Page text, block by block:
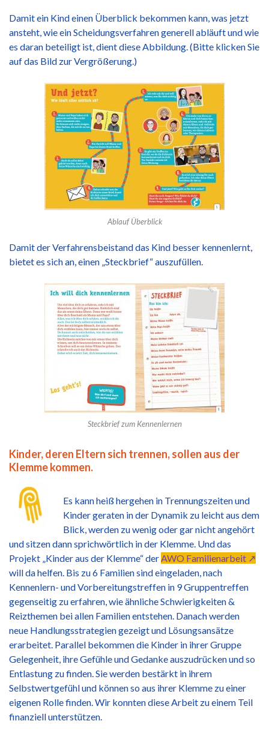
Damit ein Kind einen Überblick bekommen kann, was jetzt
ansteht, wie ein Scheidungsverfahren generell abläuft und wie
es daran beteiligt ist, dient diese Abbildung. (Bitte klicken Sie
auf das Bild zur Vergrößerung.)
Ablauf Überblick
Damit der Verfahrensbeistand das Kind besser kennenlernt,
bietet es sich an, einen „Steckbrief“ auszufüllen.
Steckbrief zum Kennenlernen
Kinder, deren Eltern sich trennen, sollen aus der
Klemme kommen.
Es kann heiß hergehen in Trennungszeiten und
Kinder geraten in der Dynamik zu leicht aus dem
Blick, werden zu wenig oder gar nicht angehört
und sitzen dann sprichwörtlich in der Klemme. Und das
Projekt „Kinder aus der Klemme“ der AWO Familienarbeit ↗
will da helfen. Bis zu 6 Familien sind eingeladen, nach
Kennenlern- und Vorbereitungstreffen in 9 Gruppentreffen
gegenseitig zu erfahren, wie ähnliche Schwierigkeiten &
Reizthemen bei allen Familien entstehen. Danach werden
neue Handlungsstrategien gezeigt und Lösungsansätze
erarbeitet. Parallel bekommen die Kinder in ihrer Gruppe
Gelegenheit, ihre Gefühle und Gedanke auszudrücken und so
Entlastung zu finden. Sie werden bestärkt in ihrem
Selbstwertgefühl und können so aus ihrer Klemme zu einer
eigenen Rolle finden. Wir konnten diese Arbeit zu einem Teil
finanziell unterstützen.